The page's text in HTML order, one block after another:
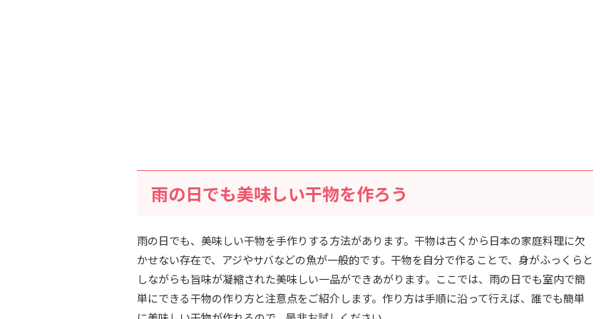
雨の日でも美味しい干物を作ろう
雨の日でも、美味しい干物を手作りする方法があります。干物は古くから日本の家庭料理に欠
かせない存在で、アジやサバなどの魚が一般的です。干物を自分で作ることで、身がふっくらと
しながらも旨味が凝縮された美味しい一品ができあがります。ここでは、雨の日でも室内で簡
単にできる干物の作り方と注意点をご紹介します。作り方は手順に沿って行えば、誰でも簡単